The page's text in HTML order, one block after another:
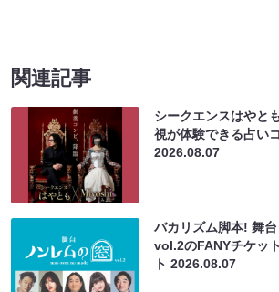
関連記事
シークエンスはやと
視が体験できる占い
2026.08.07
バカリズム脚本! 舞台
vol.2のFANYチケッ
ト2026.08.07